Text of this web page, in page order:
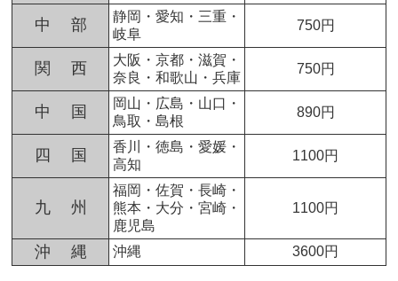
中 部
静岡・愛知・三重・
岐阜
750円
関 西
大阪・京都・滋賀・
奈良・和歌山・兵庫
750円
中 国
岡山・広島・山口・
鳥取・島根
890円
四 国
香川・徳島・愛媛・
高知
1100円
九 州
福岡・佐賀・長崎・
熊本・大分・宮崎・
鹿児島
1100円
沖 縄 沖縄 3600円